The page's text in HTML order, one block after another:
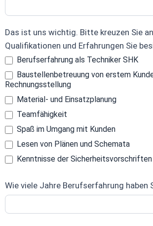
Das ist uns wichtig. Bitte kreuzen Sie
Qualifikationen und Erfahrungen Sie
Berufserfahrung als Techniker SHK
Baustellenbetreuung von erstem
Rechnungsstellung
Material- und Einsatzplanung
Teamfähigkeit
Spaß im Umgang mit Kunden
Lesen von Plänen und Schemata
Kenntnisse der Sicherheitsvorschriften
Wie viele Jahre Berufserfahrung haben